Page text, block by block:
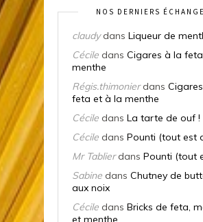
NOS DERNIERS
claudydans Liqueur de
Cécile dans Cigares à la
menthe
Régis.thimonierdans
feta et à la menthe
Cécile dans La tarte de ouf !
Cécile dans Pounti (tout est
Mr Tablierdans Pounti (tout
Sabine dans Chutney de
aux noix
Cécile dans Bricks de feta,
et menthe